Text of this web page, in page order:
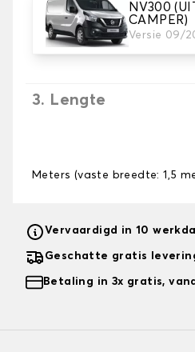
NV300
CAMPER)
Versie 09/
2. Tapijt kleuren
Kies de kleur van je tapijt
3. Lengte
Meters (vaste breedte: 1,5
Vervaardigd in 10
Geschatte gratis
Betaling in 3x gratis,